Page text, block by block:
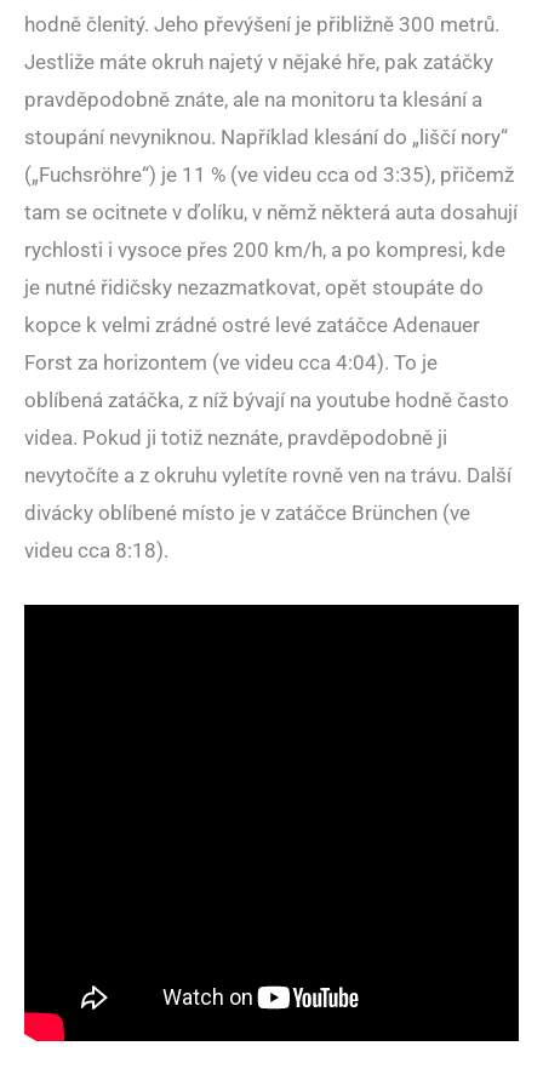
hodně členitý. Jeho převýšení je přibližně 300 metrů.
Jestliže máte okruh najetý v nějaké hře, pak zatáčky
pravděpodobně znáte, ale na monitoru ta klesání a
stoupání nevyniknou. Například klesání do „liščí nory“
(„Fuchsröhre“) je 11 % (ve videu cca od 3:35), přičemž
tam se ocitnete v ďolíku, v němž některá auta dosahují
rychlosti i vysoce přes 200 km/h, a po kompresi, kde
je nutné řidičsky nezazmatkovat, opět stoupáte do
kopce k velmi zrádné ostré levé zatáčce Adenauer
Forst za horizontem (ve videu cca 4:04). To je
oblíbená zatáčka, z níž bývají na youtube hodně často
videa. Pokud ji totiž neznáte, pravděpodobně ji
nevytočíte a z okruhu vyletíte rovně ven na trávu. Další
divácky oblíbené místo je v zatáčce Brünchen (ve
videu cca 8:18).